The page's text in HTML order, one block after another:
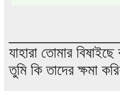
যাহারা তোমার
তুমি কি তাদের ক্ষমা